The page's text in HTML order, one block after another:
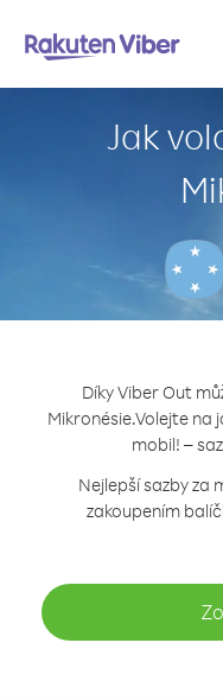
Jak
Díky Viber Out
Mikronésie.Volejte na
mobil! –
Nejlepší sazby za
zakoupením